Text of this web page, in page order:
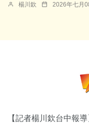
楊川欽 2026年七月
【記者楊川欽台中報